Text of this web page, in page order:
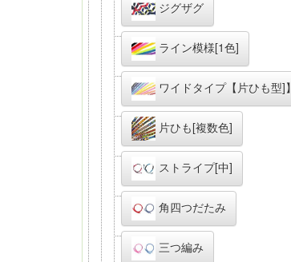
ジグザグ
ライン模様[1色]
ワイドタイプ【片ひも型]】
片ひも[複数色]
ストライプ[中]
角四つだたみ
三つ編み